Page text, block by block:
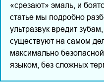
«срезают» эмаль, и
статье мы подробно
ультразвук вредит
существуют на самом
максимально
языком, без сложных